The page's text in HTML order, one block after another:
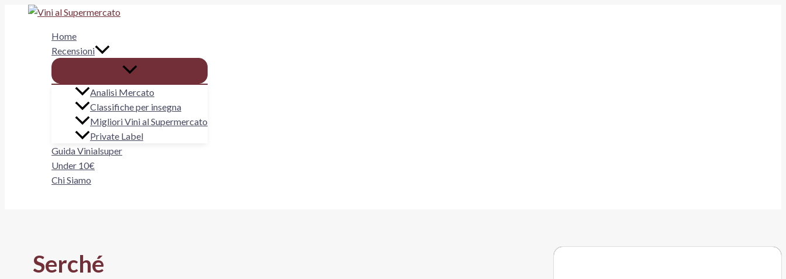
Home
Recensioni
Analisi Mercato
Classifiche per insegna
Migliori Vini al Supermercato
Private Label
Guida Vinialsuper
Under 10€
Chi Siamo
Serché